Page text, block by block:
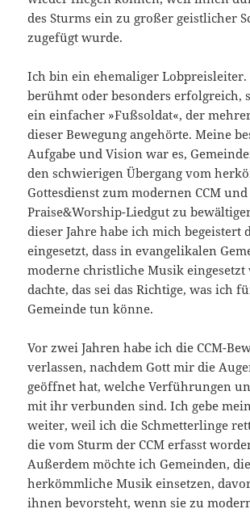
des Sturms ein zu großer geistlicher
zugefügt wurde.
Ich bin ein ehemaliger
berühmt oder besonders erfolgreich,
ein einfacher »Fußsoldat«, der
dieser Bewegung angehörte. Meine
Aufgabe und Vision war es,
den schwierigen Übergang vom
Gottesdienst zum modernen CCM und
Praise&Worship-Liedgut zu
dieser Jahre habe ich mich begeistert
eingesetzt, dass in evangelikalen
moderne christliche Musik
dachte, das sei das Richtige, was ich
Gemeinde tun könne.
Vor zwei Jahren habe ich die CCM-
verlassen, nach­dem Gott mir die
geöffnet hat, welche Verführungen
mit ihr verbunden sind. Ich gebe
weiter, weil ich die Schmetterlinge
die vom Sturm der CCM erfasst
Außerdem möchte ich Gemeinden,
herkömmliche Musik einsetzen,
ihnen bevorsteht, wenn sie zu